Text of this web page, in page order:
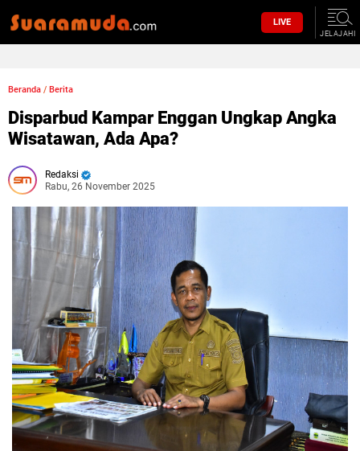
LIVE
JELAJAHI
Beranda / Berita
Disparbud Kampar Enggan Ungkap Angka
Wisatawan, Ada Apa?
Redaksi
Rabu, 26 November 2025